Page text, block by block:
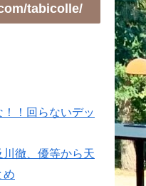
tabicolle/
！！回らないデッ
川徹、優等から天
め